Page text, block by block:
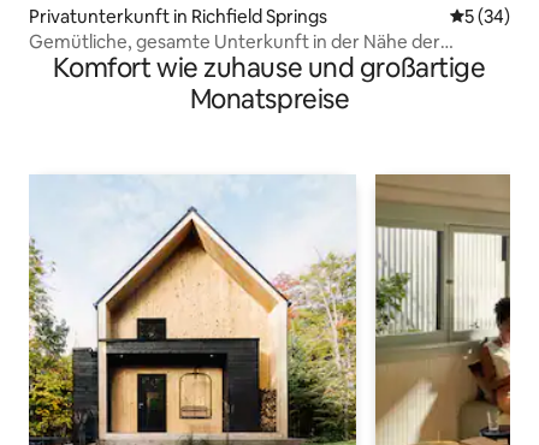
Privatunterkunft in Richfield Springs
5 (34)
Gemütliche, gesamte Unterkunft in der Nähe der
Attraktionen von Cooperstown
Komfort wie zuhause und großartige
Monatspreise